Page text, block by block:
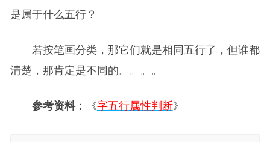
是属于什么五行？
若按笔画分类，那它们就是相同五行了，但谁都
清楚，那肯定是不同的。。。。
参考资料：《字五行属性判断》